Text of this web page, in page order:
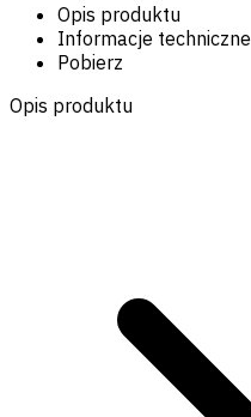
Opis produktu
Informacje techniczne
Pobierz
Opis produktu